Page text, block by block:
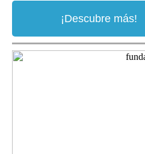
¡Descubre más!